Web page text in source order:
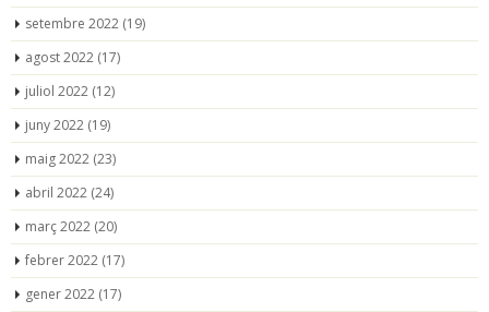
setembre 2022 (19)
agost 2022 (17)
juliol 2022 (12)
juny 2022 (19)
maig 2022 (23)
abril 2022 (24)
març 2022 (20)
febrer 2022 (17)
gener 2022 (17)